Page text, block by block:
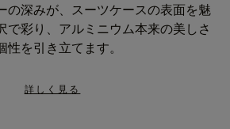
の深みが、スーツケースの表面を魅
で彩り、アルミニウム本来の美しさ
性を引き立てます。
詳しく見る